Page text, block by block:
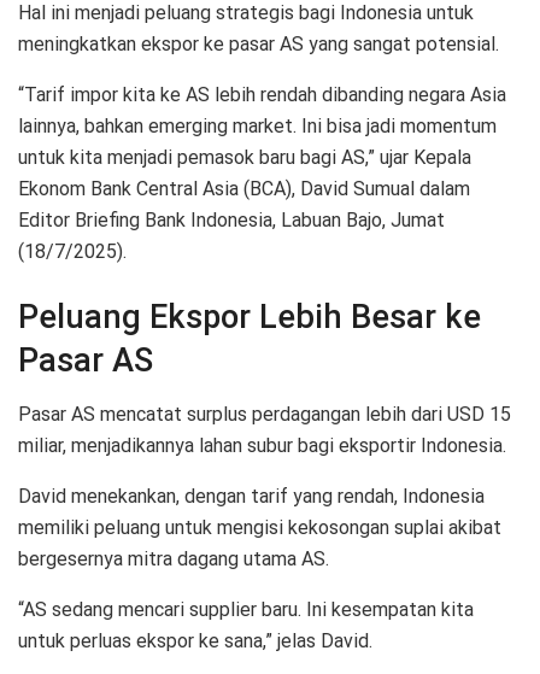
Hal ini menjadi peluang strategis bagi Indonesia untuk
meningkatkan ekspor ke pasar AS yang sangat potensial.
“Tarif impor kita ke AS lebih rendah dibanding negara Asia
lainnya, bahkan emerging market. Ini bisa jadi momentum
untuk kita menjadi pemasok baru bagi AS,” ujar Kepala
Ekonom Bank Central Asia (BCA), David Sumual dalam
Editor Briefing Bank Indonesia, Labuan Bajo, Jumat
(18/7/2025).
Peluang Ekspor Lebih Besar ke
Pasar AS
Pasar AS mencatat surplus perdagangan lebih dari USD 15
miliar, menjadikannya lahan subur bagi eksportir Indonesia.
David menekankan, dengan tarif yang rendah, Indonesia
memiliki peluang untuk mengisi kekosongan suplai akibat
bergesernya mitra dagang utama AS.
“AS sedang mencari supplier baru. Ini kesempatan kita
untuk perluas ekspor ke sana,” jelas David.